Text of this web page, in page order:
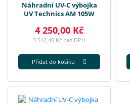
Náhradní UV-C výbojka
UV Technics AM 105W
4 250,00 Kč
3 512,40 Kč bez DPH
Přidat do košíku